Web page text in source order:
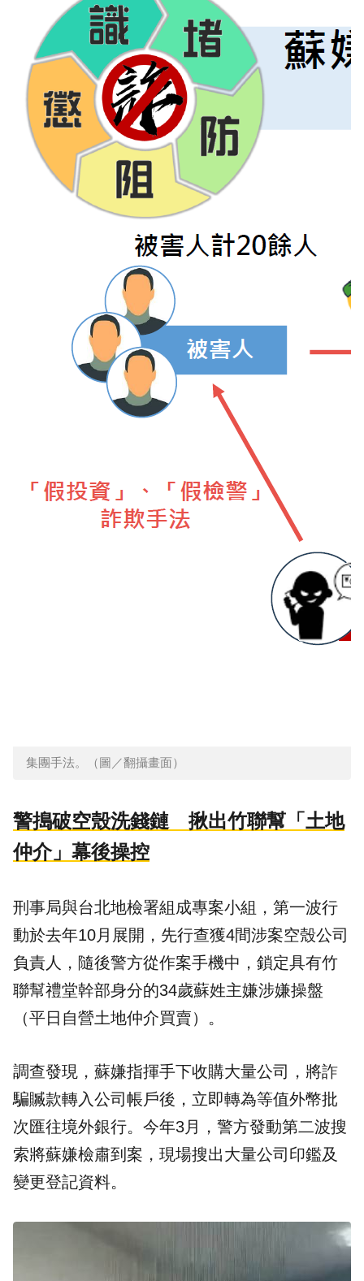
集團手法。（圖／翻攝畫面）
警搗破空殼洗錢鏈 揪出竹聯幫「土地
仲介」幕後操控
刑事局與台北地檢署組成專案小組，第一波行
動於去年10月展開，先行查獲4間涉案空殼公司
負責人，隨後警方從作案手機中，鎖定具有竹
聯幫禮堂幹部身分的34歲蘇姓主嫌涉嫌操盤
（平日自營土地仲介買賣）。
調查發現，蘇嫌指揮手下收購大量公司，將詐
騙贓款轉入公司帳戶後，立即轉為等值外幣批
次匯往境外銀行。今年3月，警方發動第二波搜
索將蘇嫌檢肅到案，現場搜出大量公司印鑑及
變更登記資料。